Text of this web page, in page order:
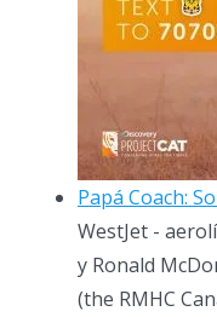
Papá Coach:
WestJet -
y Ronald
(the RMHC